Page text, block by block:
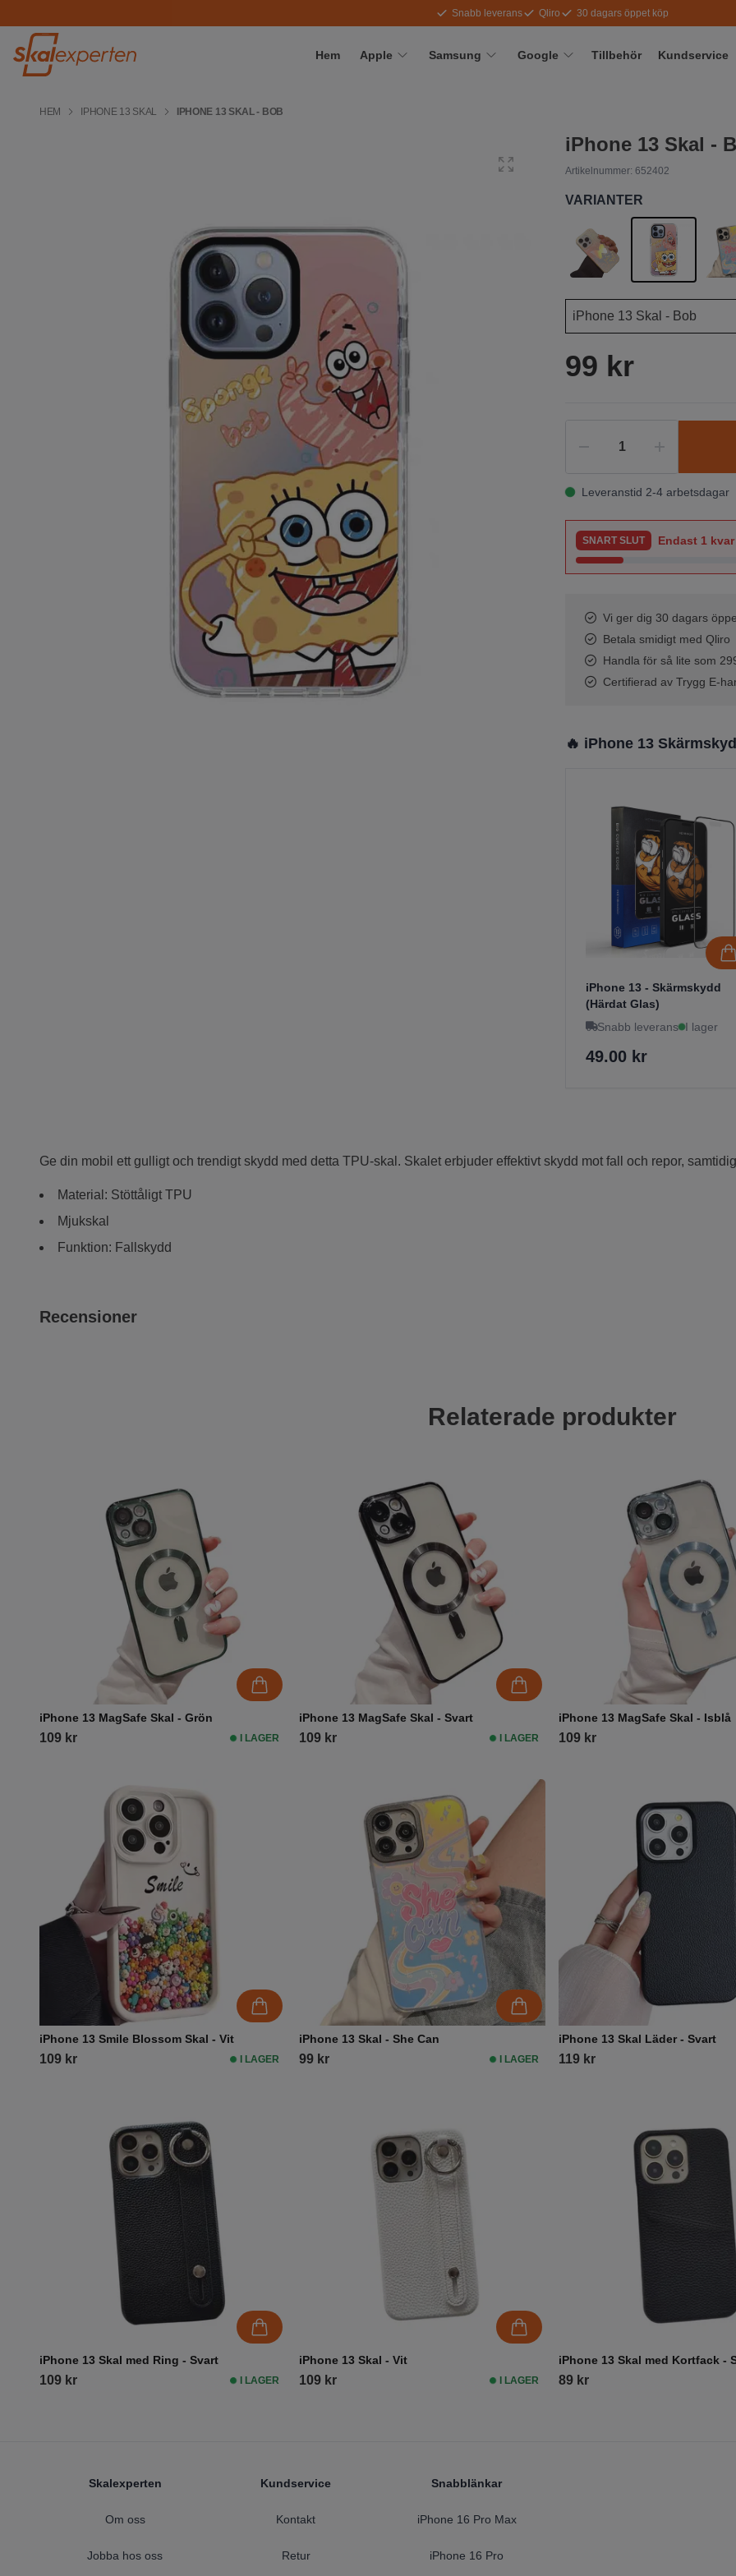
Snabb leverans Qliro 30 dagars öppet köp
Hem Apple Samsung Google Tillbehör Kundservice
HEM IPHONE 13 SKAL IPHONE 13 SKAL - BOB
iPhone 13 Skal -
Artikelnummer: 652402
VARIANTER
99 kr
Leveranstid 2-4 arbetsdagar
SNART SLUT Endast 1
Vi ger dig 30 dagars
Betala smidigt med Qliro
Handla för så lite som
Certifierad av Trygg E-
🔥 iPhone 13
iPhone 13 - Skärmskydd
(Härdat Glas)
Snabb leverans I lager
49.00 kr
Ge din mobil ett gulligt och trendigt skydd med detta TPU-skal. Skalet erbjuder effektivt skydd mot fall och repor,
Material: Stöttåligt TPU
Mjukskal
Funktion: Fallskydd
Recensioner
Relaterade produkter
iPhone 13 MagSafe Skal - Grön
109 kr I LAGER
iPhone 13 MagSafe Skal - Svart
109 kr I LAGER
iPhone 13 MagSafe Skal - Isblå
109 kr
iPhone 13 Smile Blossom Skal - Vit
109 kr I LAGER
iPhone 13 Skal - She Can
99 kr I LAGER
iPhone 13 Skal Läder - Svart
119 kr
iPhone 13 Skal med Ring - Svart
109 kr I LAGER
iPhone 13 Skal - Vit
109 kr I LAGER
iPhone 13 Skal med Kortfack -
89 kr
Skalexperten
Om oss
Jobba hos oss
Kundservice
Kontakt
Retur
Snabblänkar
iPhone 16 Pro Max
iPhone 16 Pro